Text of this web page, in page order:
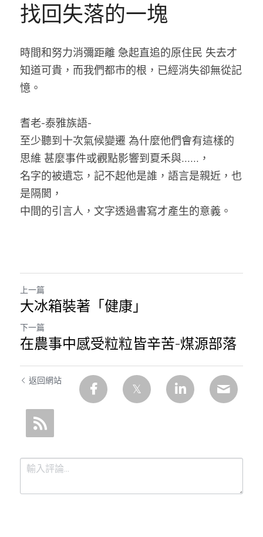
找回失落的一塊
時間和努力消彌距離 急起直追的原住民 失去才
知道可貴，而我們都市的根，已經消失卻無從記
憶。
耆老-泰雅族語-
至少聽到十次氣候變遷 為什麼他們會有這樣的
思維 甚麼事件或觀點影響到夏禾與……，
名字的被遺忘，記不起他是誰，語言是親近，也
是隔閡，
中間的引言人，文字透過書寫才產生的意義。
上一篇
大冰箱裝著「健康」
下一篇
在農事中感受粒粒皆辛苦-煤源部落
返回網站